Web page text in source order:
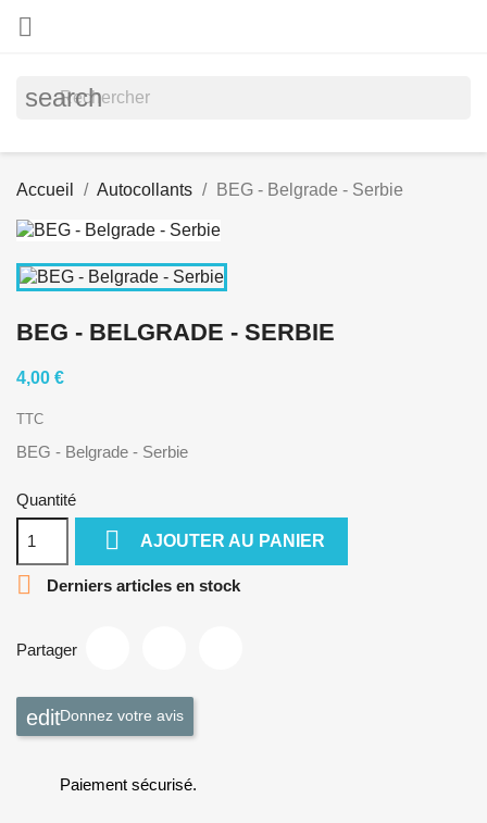

search
Accueil Autocollants BEG - Belgrade - Serbie
BEG - BELGRADE - SERBIE
4,00 €
TTC
BEG - Belgrade - Serbie
Quantité
 AJOUTER AU PANIER
 Derniers articles en stock
Partager
Donnez votre avis
Paiement sécurisé.